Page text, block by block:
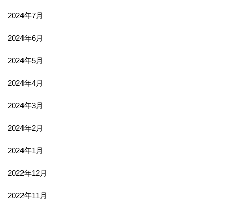
2024年7月
2024年6月
2024年5月
2024年4月
2024年3月
2024年2月
2024年1月
2022年12月
2022年11月